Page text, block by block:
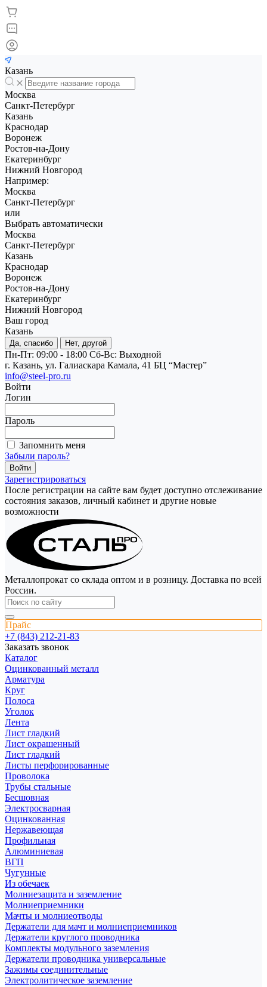
Казань
Москва
Санкт-Петербург
Казань
Краснодар
Воронеж
Ростов-на-Дону
Екатеринбург
Нижний Новгород
Например:
Москва
Санкт-Петербург
или
Выбрать автоматически
Москва
Санкт-Петербург
Казань
Краснодар
Воронеж
Ростов-на-Дону
Екатеринбург
Нижний Новгород
Ваш город
Казань
Да, спасибо Нет, другой
Пн-Пт: 09:00 - 18:00 Cб-Вс: Выходной
г. Казань, ул. Галиаскара Камала, 41 БЦ “Мастер”
info@steel-pro.ru
Войти
Логин
Пароль
Запомнить меня
Забыли пароль?
Зарегистрироваться
После регистрации на сайте вам будет доступно отслеживание
состояния заказов, личный кабинет и другие новые
возможности
Металлопрокат со склада оптом и в розницу. Доставка по всей
России.
Прайс
+7 (843) 212-21-83
Заказать звонок
Каталог
Оцинкованный металл
Арматура
Круг
Полоса
Уголок
Лента
Лист гладкий
Лист окрашенный
Лист гладкий
Листы перфорированные
Проволока
Трубы стальные
Бесшовная
Электросварная
Оцинкованная
Нержавеющая
Профильная
Алюминиевая
ВГП
Чугунные
Из обечаек
Молниезащита и заземление
Молниеприемники
Мачты и молниеотводы
Держатели для мачт и молниеприемников
Держатели круглого проводника
Комплекты модульного заземления
Держатели проводника универсальные
Зажимы соединительные
Электролитическое заземление